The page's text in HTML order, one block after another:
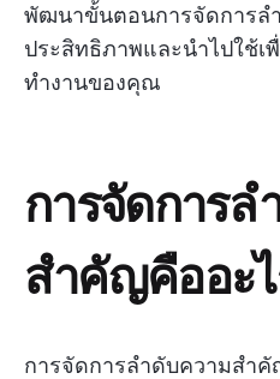
พัฒนาขั้นตอนการจัดการล
ประสิทธิภาพและนำไปใช้เ
ทำงานของคุณ
การจัดการล
สำคัญคืออะ
การจัดการลำดับความสำ